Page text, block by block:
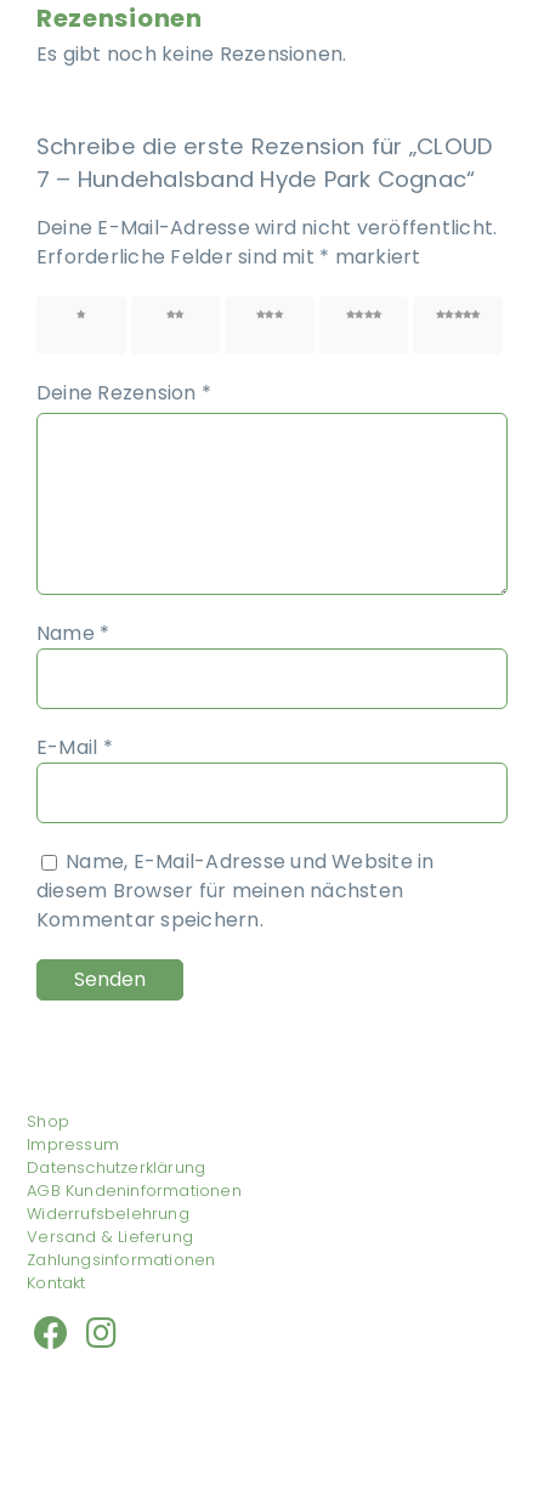
Rezensionen
Es gibt noch keine Rezensionen.
Schreibe die erste Rezension für „CLOUD
7 – Hundehalsband Hyde Park Cognac“
Deine E-Mail-Adresse wird nicht veröffentlicht.
Erforderliche Felder sind mit * markiert
1 von 2 von 3 von 4 von 5 von
Deine Rezension *
Name *
E-Mail *
Name, E-Mail-Adresse und Website in
diesem Browser für meinen nächsten
Kommentar speichern.
Shop
Impressum
Datenschutzerklärung
AGB Kundeninformationen
Widerrufsbelehrung
Versand & Lieferung
Zahlungsinformationen
Kontakt